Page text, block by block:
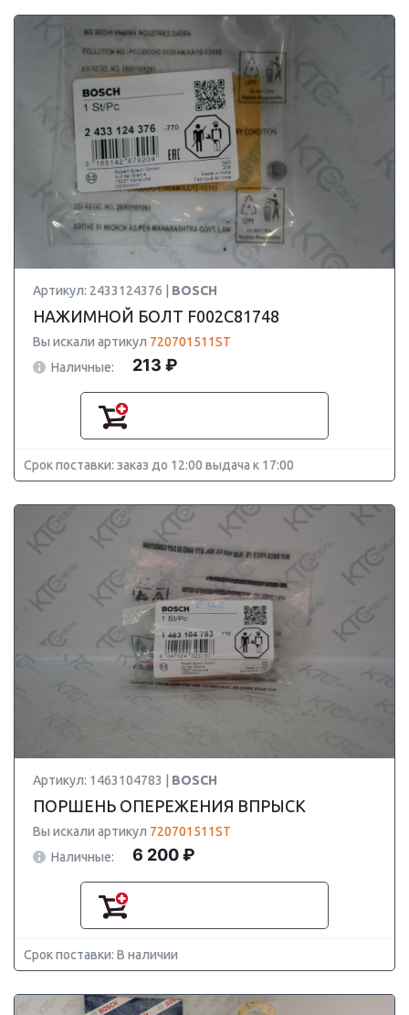
Артикул: 2433124376 | BOSCH
НАЖИМНОЙ БОЛТ F002C81748
Вы искали артикул 720701511ST
Наличные:
213 ₽
Срок поставки: заказ до 12:00 выдача к 17:00
Артикул: 1463104783 | BOSCH
ПОРШЕНЬ ОПЕРЕЖЕНИЯ ВПРЫСК
Вы искали артикул 720701511ST
Наличные:
6 200 ₽
Срок поставки: В наличии